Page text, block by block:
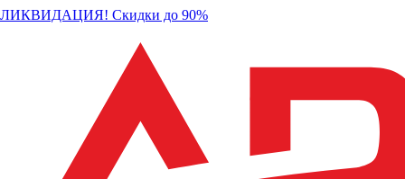
ЛИКВИДАЦИЯ! Скидки до 90%